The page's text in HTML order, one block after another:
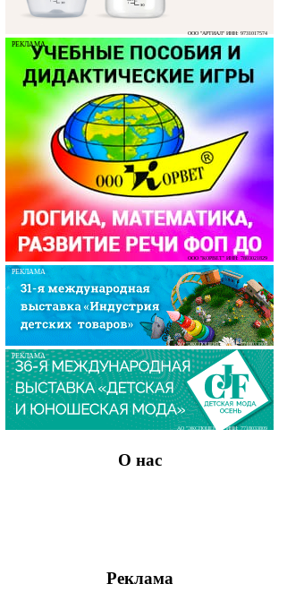
ООО "АРТИАЛ" ИНН: 9731017574
РЕКЛАМА
ООО "КОРВЕТ" ИНН: 7803021829
РЕКЛАМА
АО "ЭКСПОЦЕНТР" ИНН: 7718033809
РЕКЛАМА
АО "ЭКСПОЦЕНТР" ИНН: 7718033809
О нас
Реклама